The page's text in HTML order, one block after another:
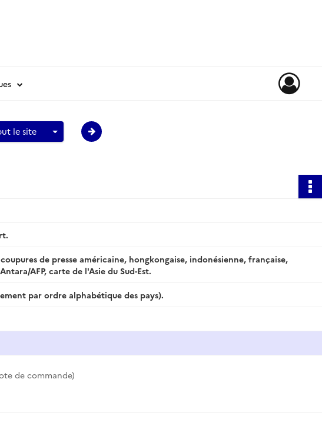
le site
de presse américaine, hongkongaise, indonésienne, française,
AFP, carte de l'Asie du Sud-Est.
par ordre alphabétique des pays).
de commande)